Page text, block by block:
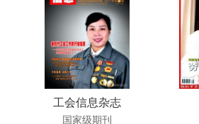
工会信息杂志
国家级期刊